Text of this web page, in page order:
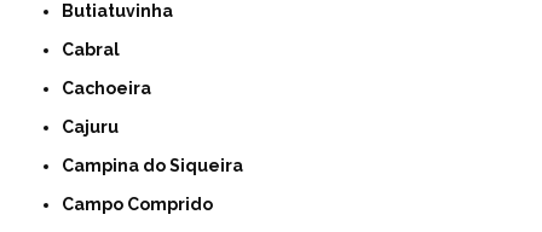
Butiatuvinha
Cabral
Cachoeira
Cajuru
Campina do Siqueira
Campo Comprido